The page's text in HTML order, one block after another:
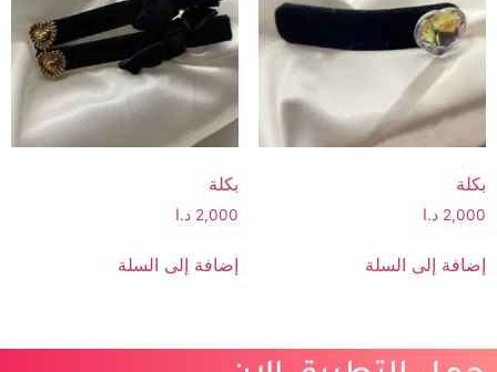
بكلة
2,000 د.ا
إضافة إلى السلة
بكلة
2,000 د.ا
إضافة إلى السلة